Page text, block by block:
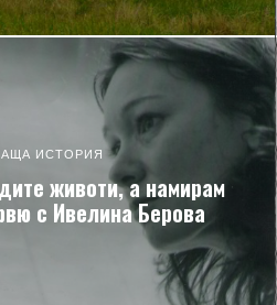
ИСТОРИЯ
животи, а намирам
с Ивелина Берова